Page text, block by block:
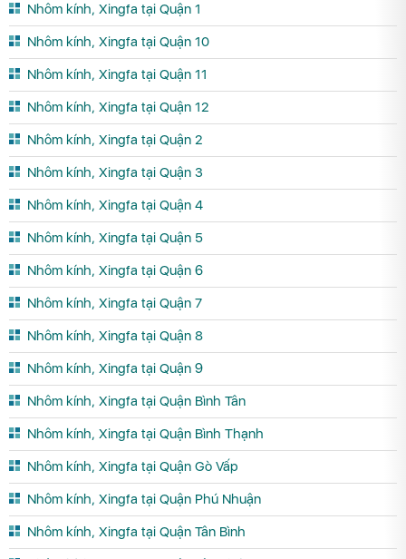
Nhôm kính, Xingfa tại Quận 1
Nhôm kính, Xingfa tại Quận 10
Nhôm kính, Xingfa tại Quận 11
Nhôm kính, Xingfa tại Quận 12
Nhôm kính, Xingfa tại Quận 2
Nhôm kính, Xingfa tại Quận 3
Nhôm kính, Xingfa tại Quận 4
Nhôm kính, Xingfa tại Quận 5
Nhôm kính, Xingfa tại Quận 6
Nhôm kính, Xingfa tại Quận 7
Nhôm kính, Xingfa tại Quận 8
Nhôm kính, Xingfa tại Quận 9
Nhôm kính, Xingfa tại Quận Bình Tân
Nhôm kính, Xingfa tại Quận Bình Thạnh
Nhôm kính, Xingfa tại Quận Gò Vấp
Nhôm kính, Xingfa tại Quận Phú Nhuận
Nhôm kính, Xingfa tại Quận Tân Bình